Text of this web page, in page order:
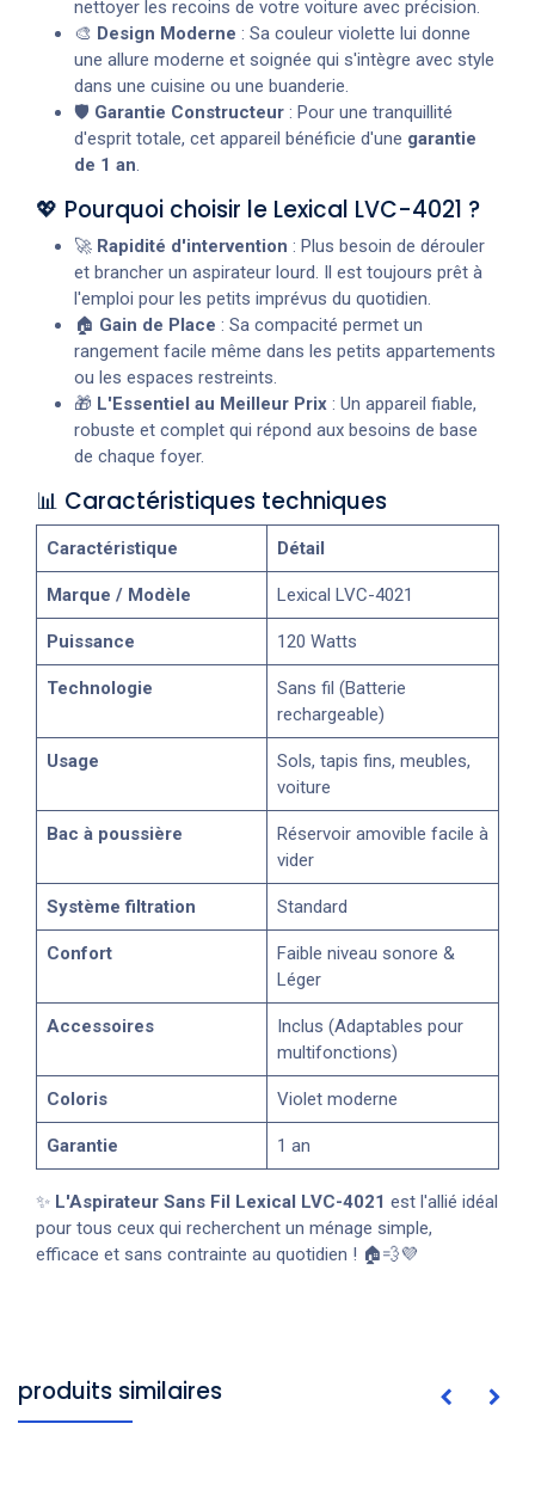
nettoyer les recoins de votre voiture avec précision.
🎨 Design Moderne : Sa couleur violette lui donne
une allure moderne et soignée qui s'intègre avec style
dans une cuisine ou une buanderie.
🛡️ Garantie Constructeur : Pour une tranquillité
d'esprit totale, cet appareil bénéficie d'une garantie
de 1 an.
💖 Pourquoi choisir le Lexical LVC-4021 ?
🚀 Rapidité d'intervention : Plus besoin de dérouler
et brancher un aspirateur lourd. Il est toujours prêt à
l'emploi pour les petits imprévus du quotidien.
🏠 Gain de Place : Sa compacité permet un
rangement facile même dans les petits appartements
ou les espaces restreints.
🎁 L'Essentiel au Meilleur Prix : Un appareil fiable,
robuste et complet qui répond aux besoins de base
de chaque foyer.
📊 Caractéristiques techniques
Caractéristique Détail
Marque / Modèle Lexical LVC-4021
Puissance 120 Watts
Technologie
Sans fil (Batterie
rechargeable)
Usage
Sols, tapis fins, meubles,
voiture
Bac à poussière
Réservoir amovible facile à
vider
Système filtration Standard
Confort
Faible niveau sonore &
Léger
Accessoires
Inclus (Adaptables pour
multifonctions)
Coloris Violet moderne
Garantie 1 an
✨ L'Aspirateur Sans Fil Lexical LVC-4021 est l'allié idéal
pour tous ceux qui recherchent un ménage simple,
efficace et sans contrainte au quotidien ! 🏠💨💜
produits similaires